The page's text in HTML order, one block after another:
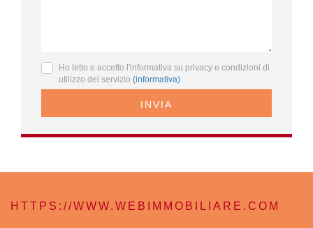
Ho letto e accetto l'informativa su privacy e condizioni di
utilizzo del servizio (informativa)
INVIA
HTTPS://WWW.WEBIMMOBILIARE.COM